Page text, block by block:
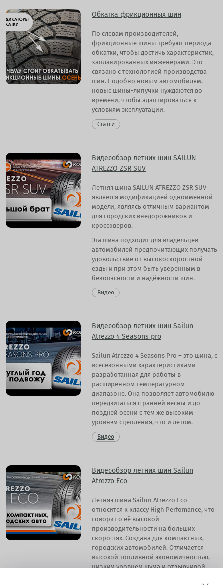
Обкатка фрикционных шин
По словам производителей,
фрикционные шины требуют периода
обкатки, чтобы достичь характеристик,
запланированных инженерами. Это
связано с технологией производства
шин. Подобно новым автомобилям,
новые шины-липучки нуждаются во
времени, чтобы адаптироваться к
условиям эксплуатации.
Статьи
Видеообзор летних шин SAILUN
ATREZZO ZSR SUV
Летняя шина SAILUN ATREZZO ZSR SUV
является модификацией одноименной
модели, являясь отличным вариантом
для городских внедорожников и
кроссоверов.
Эта шина подходит для владельцев
автомобилей предпочитающих получать
удовольствие от высокоскоростной
езды и при этом быть уверенным в
безопасности и надёжности шин.
Видео
Видеообзор летних шин Sailun
Atrezzo 4 Seasons pro
Sailun Atrezzo 4 Seasons Pro – это шина, с
всесезонными характеристиками
разработанная для работы в
расширенном температурном
диапазоне. Она позволяет автомобилю
передвигаться с ранней весны и до
поздней осени с тем же высоким
уровнем сцепления, что и летом.
Видео
Видеообзор летних шин Sailun
Atrezzo Eco
Летняя шина Sailun Atrezzo Eco
относится к классу High Perfomance, что
говорит о её высокой
производительности на больших
скоростях. Создана для компактных,
городских автомобилей. Отличается
высокой топливной экономичностью,
низким уровнем шума и отзывчивой